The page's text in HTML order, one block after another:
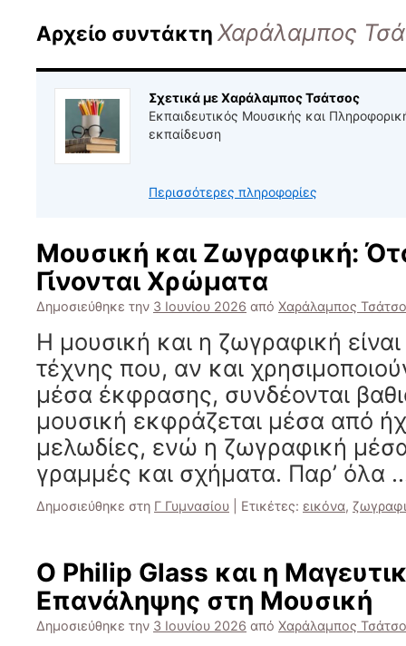
Αρχείο συντάκτη Χαράλαμπος
Σχετικά με Χαράλαμπος Τσάτσος
Εκπαιδευτικός Μουσικής και
εκπαίδευση
Περισσότερες πληροφορίες
Μουσική και Ζωγραφική:
Γίνονται Χρώματα
Δημοσιεύθηκε την 3 Ιουνίου 2026 από Χαράλαμπος
Η μουσική και η ζωγραφική
τέχνης που, αν και
μέσα έκφρασης, συνδέονται
μουσική εκφράζεται μέσα από
μελωδίες, ενώ η ζωγραφική
γραμμές και σχήματα. Παρ’ όλα
Δημοσιεύθηκε στη Γ Γυμνασίου Ετικέτες: εικόνα,
Ο Philip Glass και η
Επανάληψης στη Μουσική
Δημοσιεύθηκε την 3 Ιουνίου 2026 από Χαράλαμπος